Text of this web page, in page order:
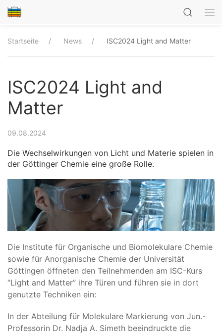
Startseite News ISC2024 Light and Matter
ISC2024 Light and
Matter
09.08.2024
Die Wechselwirkungen von Licht und Materie spielen in
der Göttinger Chemie eine große Rolle.
Die Institute für Organische und Biomolekulare Chemie
sowie für Anorganische Chemie der Universität
Göttingen öffneten den Teilnehmenden am ISC-Kurs
“Light and Matter” ihre Türen und führen sie in dort
genutzte Techniken ein:
In der Abteilung für Molekulare Markierung von Jun.-
Professorin Dr. Nadja A. Simeth beeindruckte die